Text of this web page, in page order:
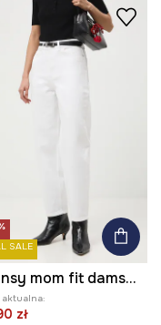
SALE
Jeansy mom fit damskie
aktualna:
zł